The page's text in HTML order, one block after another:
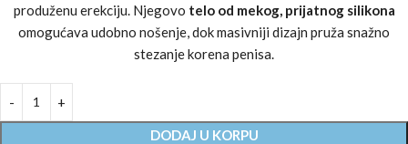
produženu erekciju. Njegovo telo od mekog, prijatnog silikona
omogućava udobno nošenje, dok masivniji dizajn pruža snažno
stezanje korena penisa.
DODAJ U KORPU